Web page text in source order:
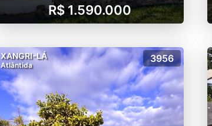
R$ 1.590.000
XANGRI-LÁ
Atlântida
3956